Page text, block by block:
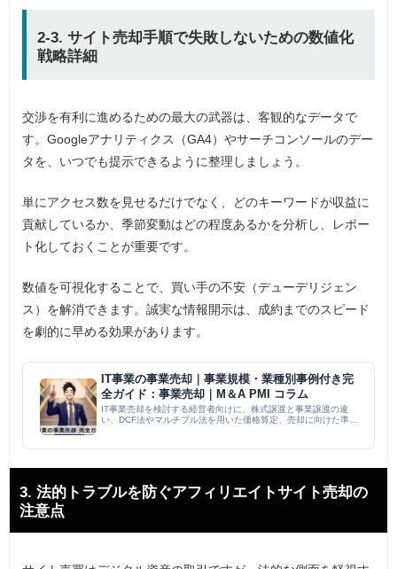
2-3. サイト売却手順で失敗しないための数値化
戦略詳細
交渉を有利に進めるための最大の武器は、客観的なデータで
す。Googleアナリティクス（GA4）やサーチコンソールのデー
タを、いつでも提示できるように整理しましょう。
単にアクセス数を見せるだけでなく、どのキーワードが収益に
貢献しているか、季節変動はどの程度あるかを分析し、レポー
ト化しておくことが重要です。
数値を可視化することで、買い手の不安（デューデリジェン
ス）を解消できます。誠実な情報開示は、成約までのスピード
を劇的に早める効果があります。
IT事業の事業売却｜事業規模・業種別事例付き完
全ガイド：事業売却｜M＆A PMI コラム
IT事業売却を検討する経営者向けに、株式譲渡と事業譲渡の違
い、DCF法やマルチプル法を用いた価格算定、売却に向けた準備
専門...
3. 法的トラブルを防ぐアフィリエイトサイト売却の
注意点